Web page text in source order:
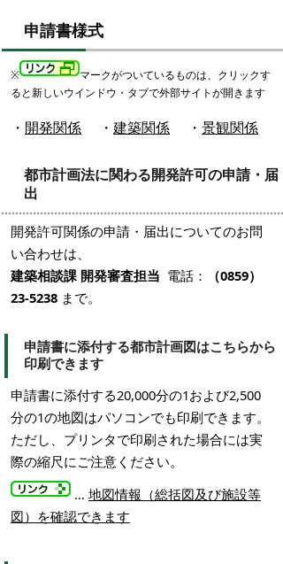
申請書様式
※
マークがついているものは、クリックす
ると新しいウインドウ・タブで外部サイトが開きます
・ 開発関係 ・ 建築関係 ・ 景観関係
都市計画法に関わる開発許可の申請・届
出
開発許可関係の申請・届出についてのお問
い合わせは、
建築相談課 開発審査担当 電話：
（0859）
23-5238 まで。
申請書に添付する都市計画図はこちらから
印刷できます
申請書に添付する20,000分の1および2,500
分の1の地図はパソコンでも印刷できます。
ただし、プリンタで印刷された場合には実
際の縮尺にご注意ください。
… 地図情報（総括図及び施設等
図）を確認できます